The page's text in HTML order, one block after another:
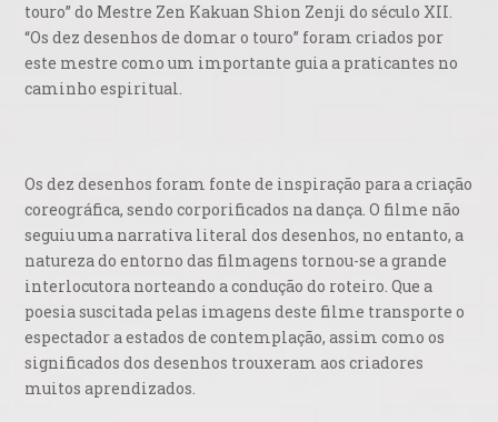
touro” do Mestre Zen Kakuan Shion Zenji do século XII.
“Os dez desenhos de domar o touro” foram criados por
este mestre como um importante guia a praticantes no
caminho espiritual.
Os dez desenhos foram fonte de inspiração para a criação
coreográfica, sendo corporificados na dança. O filme não
seguiu uma narrativa literal dos desenhos, no entanto, a
natureza do entorno das filmagens tornou-se a grande
interlocutora norteando a condução do roteiro. Que a
poesia suscitada pelas imagens deste filme transporte o
espectador a estados de contemplação, assim como os
significados dos desenhos trouxeram aos criadores
muitos aprendizados.